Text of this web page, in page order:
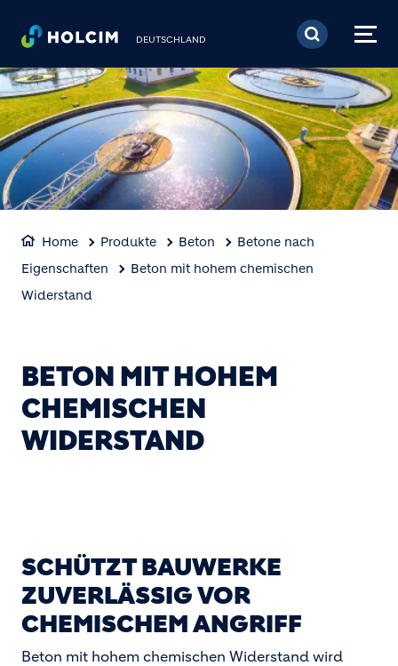
Direkt zum Inhalt
DEUTSCHLAND
Home Produkte Beton
Betone nach
Eigenschaften
Beton mit hohem chemischen
Widerstand
BETON MIT HOHEM
CHEMISCHEN
WIDERSTAND
SCHÜTZT BAUWERKE
ZUVERLÄSSIG VOR
CHEMISCHEM ANGRIFF
Beton mit hohem chemischen Widerstand wird